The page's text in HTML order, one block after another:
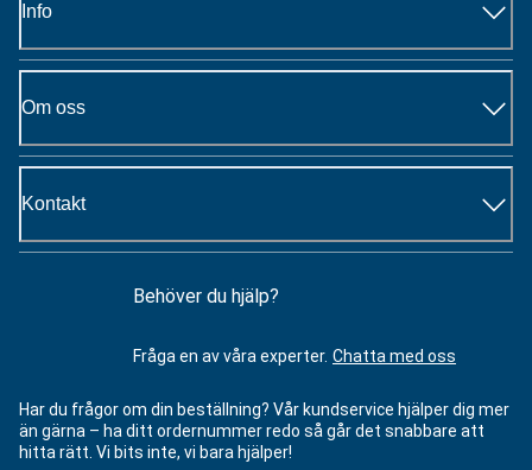
Info
Om oss
Kontakt
Behöver du hjälp?
Fråga en av våra experter. Chatta med oss
Har du frågor om din beställning? Vår kundservice hjälper dig mer
än gärna – ha ditt ordernummer redo så går det snabbare att
hitta rätt. Vi bits inte, vi bara hjälper!